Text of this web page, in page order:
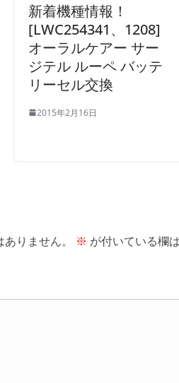
新着機種情報！
[LWC254341、1208]
オーラルケアー サー
ジテル ルーペ バッテ
リーセル交換
2015年2月16日
りません。 ※ が付いている欄